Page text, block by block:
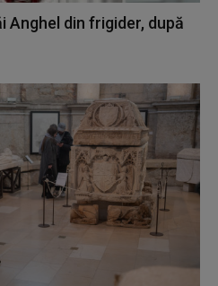
Anghel din frigider, după